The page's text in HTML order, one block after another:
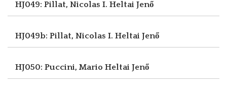
HJ049: Pillat, Nicolas I. Heltai Jenő
HJ049b: Pillat, Nicolas I. Heltai Jenő
HJ050: Puccini, Mario Heltai Jenő